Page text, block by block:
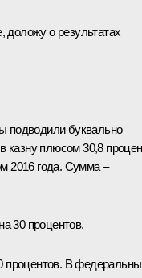
доложу о результатах
подводили буквально
казну плюсом 30,8
2016 года. Сумма –
30 процентов.
процентов. В